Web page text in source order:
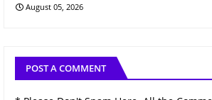
August 05, 2026
POST A COMMENT